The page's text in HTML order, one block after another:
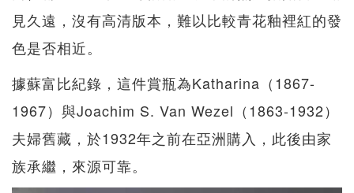
見久遠，沒有高清版本，難以比較青花釉裡紅的發
色是否相近。
據蘇富比紀錄，這件賞瓶為Katharina（1867-
1967）與Joachim S. Van Wezel（1863-1932）
夫婦舊藏，於1932年之前在亞洲購入，此後由家
族承繼，來源可靠。